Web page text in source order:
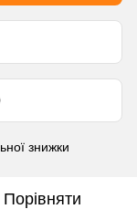
знижки
Порівняти